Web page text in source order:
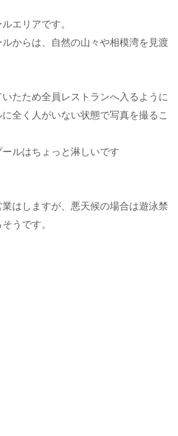
エリアです。
からは、自然の山々や相模湾を見渡
たため全員レストランへ入るように
全く人がいない状態で写真を撮るこ
ルはちょっと淋しいです
はしますが、悪天候の場合は遊泳禁
うです。